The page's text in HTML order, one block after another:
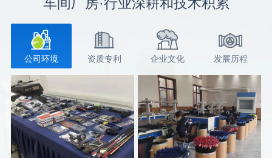
车间厂房·行业深耕和技术积累
公司环境 资质专利 企业文化 发展历程